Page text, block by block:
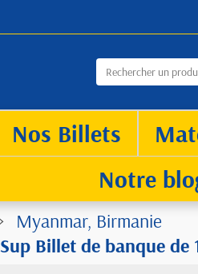
Nos Billets
Notre
Myanmar, Birmanie
Billet de banque de